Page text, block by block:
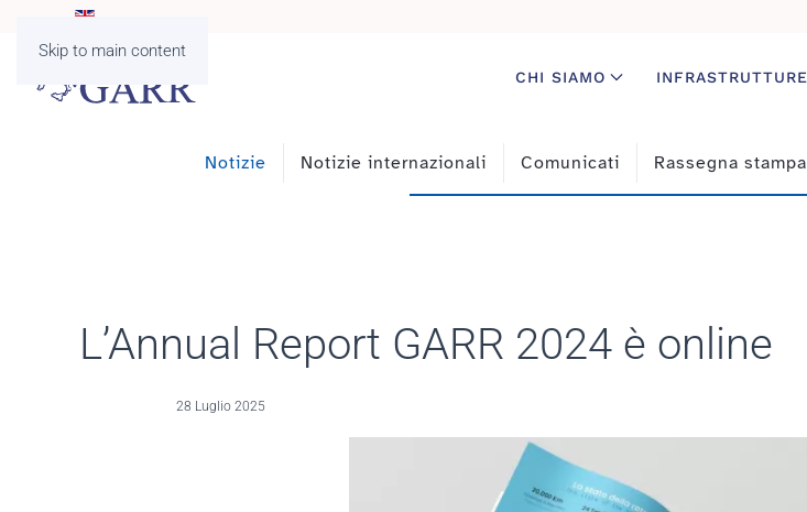
Skip to main content
CHI SIAMO INFRASTRUTTURE
Notizie Notizie internazionali Comunicati Rassegna stampa
L’Annual Report GARR 2024 è online
28 Luglio 2025